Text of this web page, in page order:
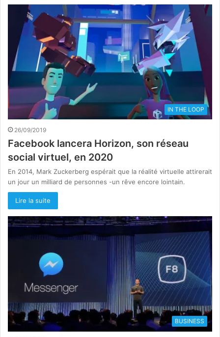
IN THE LOOP
26/09/2019
Facebook lancera Horizon, son réseau
social virtuel, en 2020
En 2014, Mark Zuckerberg espérait que la réalité virtuelle attirerait
un jour un milliard de personnes -un rêve encore lointain.
Lire la suite
BUSINESS